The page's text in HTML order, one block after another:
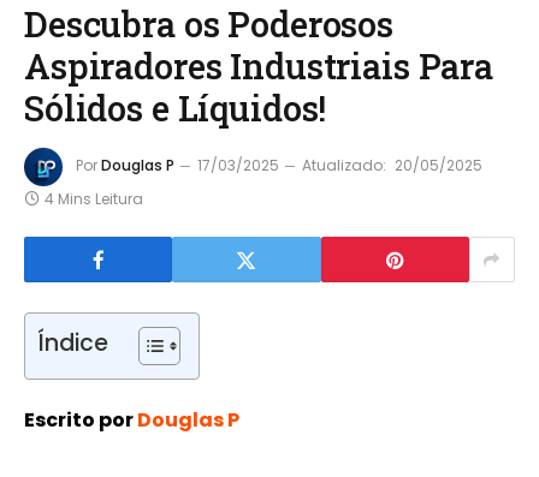
Descubra os Poderosos
Aspiradores Industriais Para
Sólidos e Líquidos!
PorDouglas P 17/03/2025 Atualizado: 20/05/2025
4 Mins Leitura
Índice
Escrito porDouglas P